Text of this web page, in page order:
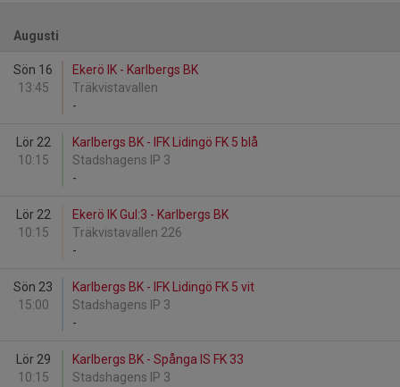
Augusti
Sön 16
13:45
Ekerö IK - Karlbergs BK
Träkvistavallen
-
Lör 22
10:15
Karlbergs BK - IFK Lidingö FK 5 blå
Stadshagens IP 3
-
Lör 22
10:15
Ekerö IK Gul:3 - Karlbergs BK
Träkvistavallen 226
-
Sön 23
15:00
Karlbergs BK - IFK Lidingö FK 5 vit
Stadshagens IP 3
-
Lör 29
10:15
Karlbergs BK - Spånga IS FK 33
Stadshagens IP 3